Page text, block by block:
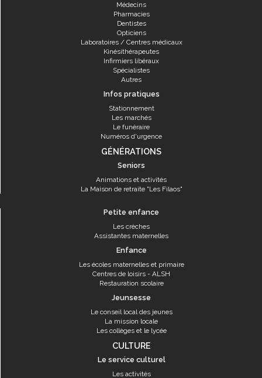
Médecins
Pharmacies
Dentistes
Opticiens
Laboratoires / Centres médicaux
Kinésithérapeutes
Infirmiers libéraux
Spécialistes
Autres
Infos pratiques
Stationnement
Les marchés
Le funéraire
Numéros d'urgence
GÉNÉRATIONS
Seniors
Animations et activités
La Maison de retraite "Les Filaos"
Petite enfance
Les crèches
Assistantes maternelles
Enfance
Les écoles maternelles et primaire
Centres de loisirs - ALSH
Restauration scolaire
Jeunsesse
Le conseil local des jeunes
La mission locale
Les collèges et le lycée
CULTURE
Le service culturel
Les activités